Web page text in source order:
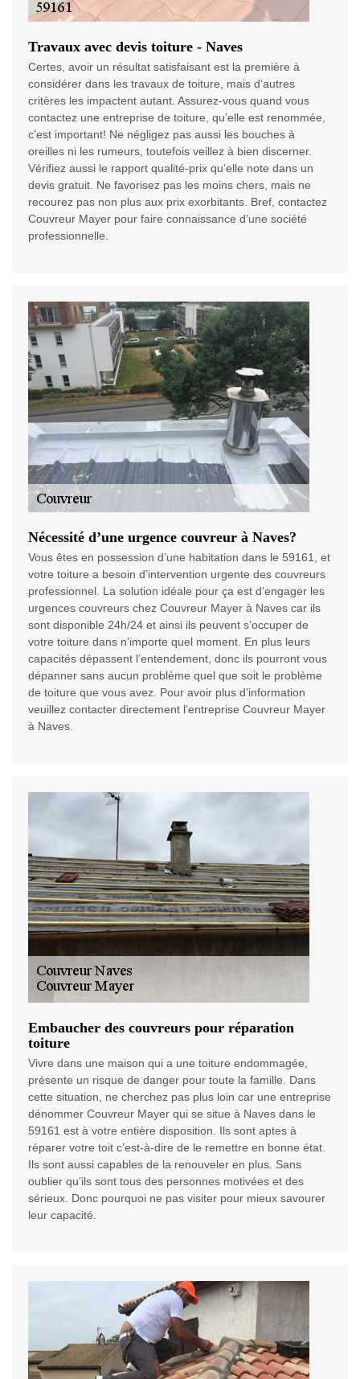
Travaux avec devis toiture - Naves
Certes, avoir un résultat satisfaisant est la première à
considérer dans les travaux de toiture, mais d’autres
critères les impactent autant. Assurez-vous quand vous
contactez une entreprise de toiture, qu’elle est renommée,
c’est important! Ne négligez pas aussi les bouches à
oreilles ni les rumeurs, toutefois veillez à bien discerner.
Vérifiez aussi le rapport qualité-prix qu’elle note dans un
devis gratuit. Ne favorisez pas les moins chers, mais ne
recourez pas non plus aux prix exorbitants. Bref, contactez
Couvreur Mayer pour faire connaissance d’une société
professionnelle.
Nécessité d’une urgence couvreur à Naves?
Vous êtes en possession d’une habitation dans le 59161, et
votre toiture a besoin d’intervention urgente des couvreurs
professionnel. La solution idéale pour ça est d’engager les
urgences couvreurs chez Couvreur Mayer à Naves car ils
sont disponible 24h/24 et ainsi ils peuvent s’occuper de
votre toiture dans n’importe quel moment. En plus leurs
capacités dépassent l’entendement, donc ils pourront vous
dépanner sans aucun problème quel que soit le problème
de toiture que vous avez. Pour avoir plus d’information
veuillez contacter directement l’entreprise Couvreur Mayer
à Naves.
Embaucher des couvreurs pour réparation
toiture
Vivre dans une maison qui a une toiture endommagée,
présente un risque de danger pour toute la famille. Dans
cette situation, ne cherchez pas plus loin car une entreprise
dénommer Couvreur Mayer qui se situe à Naves dans le
59161 est à votre entière disposition. Ils sont aptes à
réparer votre toit c’est-à-dire de le remettre en bonne état.
Ils sont aussi capables de la renouveler en plus. Sans
oublier qu’ils sont tous des personnes motivées et des
sérieux. Donc pourquoi ne pas visiter pour mieux savourer
leur capacité.